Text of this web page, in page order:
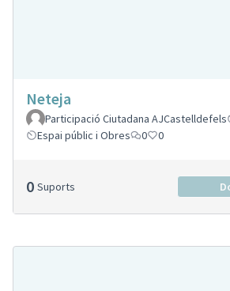
Neteja
Participació Ciutadana AJCastelldefels
Espai públic i Obres
0 0
0 Suports